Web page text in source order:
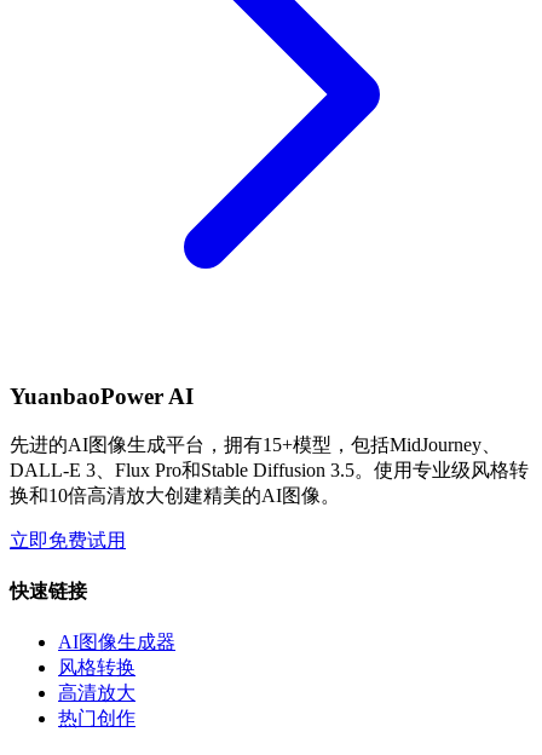
YuanbaoPower AI
先进的AI图像生成平台，拥有15+模型，包括MidJourney、
DALL-E 3、Flux Pro和Stable Diffusion 3.5。使用专业级风格转
换和10倍高清放大创建精美的AI图像。
立即免费试用
快速链接
AI图像生成器
风格转换
高清放大
热门创作